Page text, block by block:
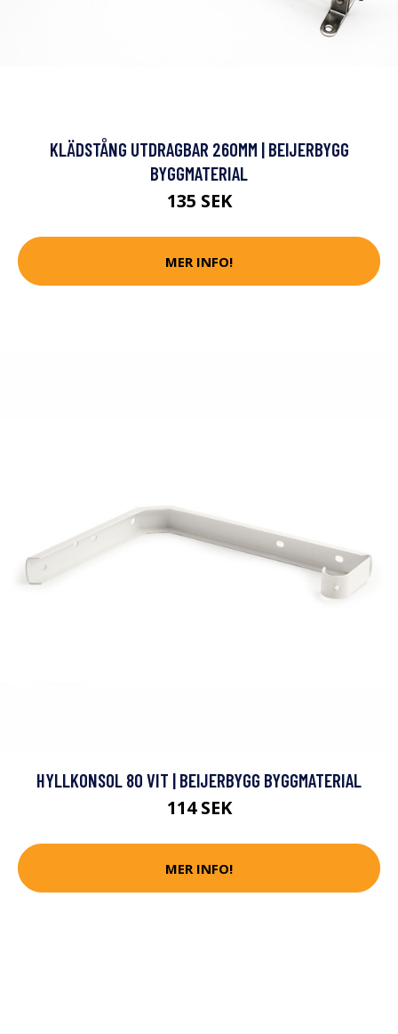
KLÄDSTÅNG UTDRAGBAR 260MM | BEIJERBYGG
BYGGMATERIAL
135 SEK
MER INFO!
HYLLKONSOL 80 VIT | BEIJERBYGG BYGGMATERIAL
114 SEK
MER INFO!